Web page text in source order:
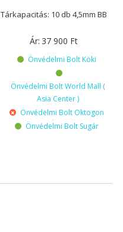
Tárkapacitás: 10 db 4,5mm BB
Ár: 37 900 Ft
Önvédelmi Bolt Köki
Önvédelmi Bolt World Mall (
Asia Center )
Önvédelmi Bolt Oktogon
Önvédelmi Bolt Sugár